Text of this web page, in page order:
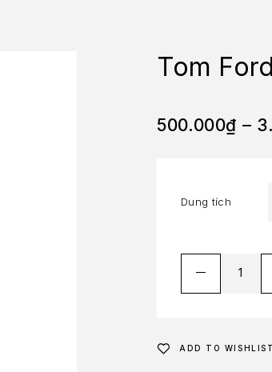
Tom
500.000₫ –
Dung tích
ADD TO WISHLIST